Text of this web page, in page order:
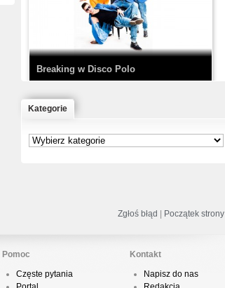
DISCO NOIR
Prod. Chubeats, Scratch:…
KrisBo - Cienie
Breaking w Disco Polo
Kategorie
Zgłoś błąd | Początek strony
Pomoc
Częste pytania
Kontakt
Napisz do nas